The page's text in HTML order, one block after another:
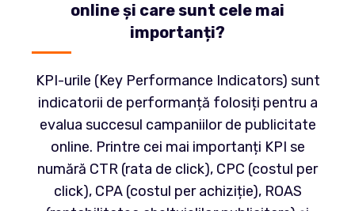
online și care sunt cele mai
importanți?
KPI-urile (Key Performance Indicators) sunt
indicatorii de performanță folosiți pentru a
evalua succesul campaniilor de publicitate
online. Printre cei mai importanți KPI se
numără CTR (rata de click), CPC (costul per
click), CPA (costul per achiziție), ROAS